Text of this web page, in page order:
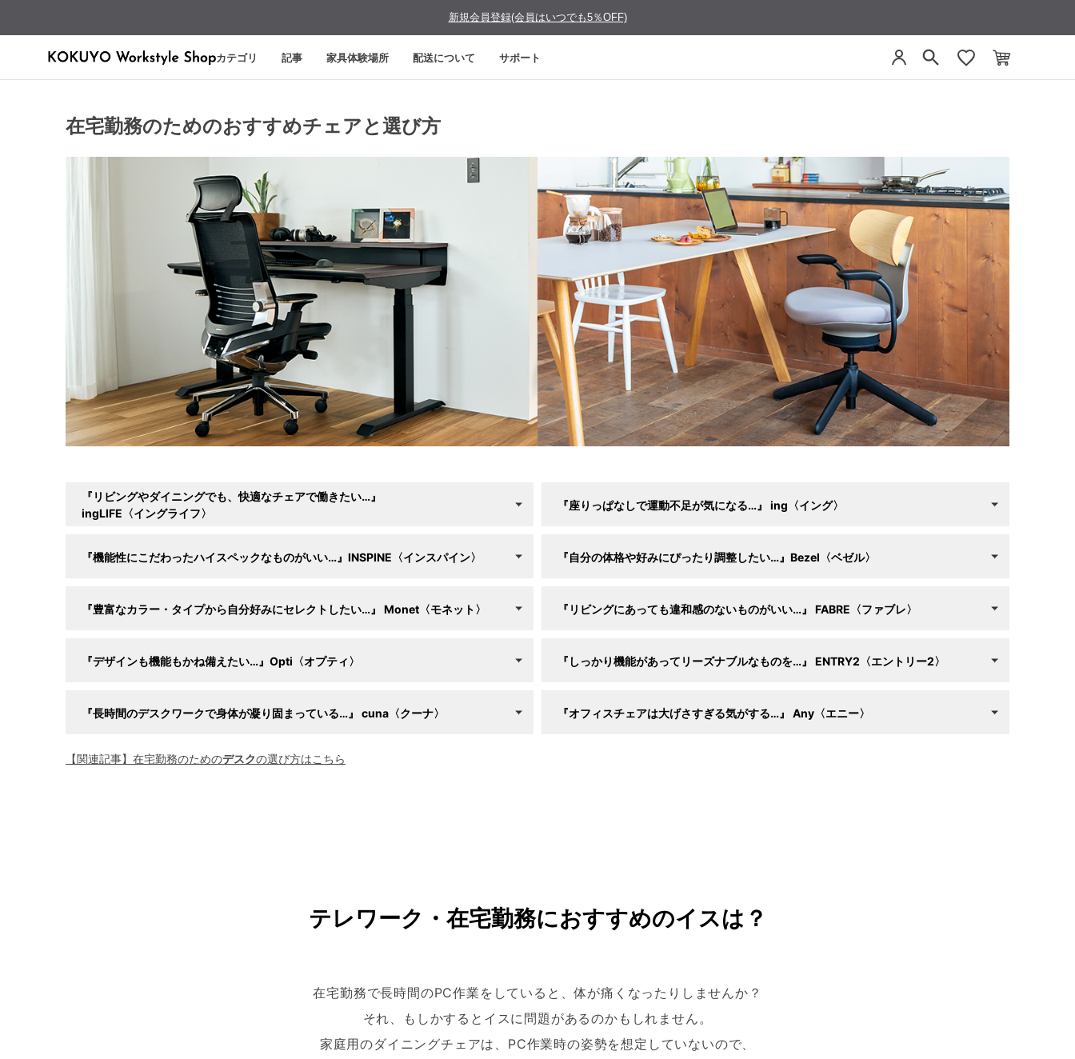
新規会員登録(会員はいつでも5％OFF)
カテゴリ 記事 家具体験場所 配送について サポート
在宅勤務のためのおすすめチェアと選び方
『リビングやダイニングでも、快適なチェアで働きたい…』
ingLIFE〈イングライフ〉
『座りっぱなしで運動不足が気になる…』 ing〈イング〉
『機能性にこだわったハイスペックなものがいい…』 INSPINE〈インスパイン〉 『自分の体格や好みにぴったり調整したい…』 Bezel〈ベゼル〉
『豊富なカラー・タイプから自分好みにセレクトしたい…』 Monet〈モネット〉 『リビングにあっても違和感のないものがいい…』 FABRE〈ファブレ〉
『デザインも機能もかね備えたい…』Opti〈オプティ〉 『しっかり機能があってリーズナブルなものを…』 ENTRY2〈エントリー2〉
『長時間のデスクワークで身体が凝り固まっている…』 cuna〈クーナ〉 『オフィスチェアは大げさすぎる気がする…』 Any〈エニー〉
【関連記事】在宅勤務のためのデスクの選び方はこちら
テレワーク・在宅勤務におすすめのイスは？
在宅勤務で長時間のPC作業をしていると、体が痛くなったりしませんか？
それ、もしかするとイスに問題があるのかもしれません。
家庭用のダイニングチェアは、PC作業時の姿勢を想定していないので、